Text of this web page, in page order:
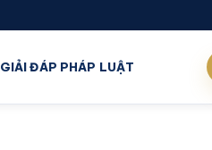
GIẢI ĐÁP PHÁP LUẬT